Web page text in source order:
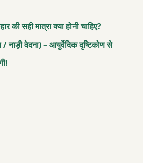
की सही मात्रा क्या होनी चाहिए?
/ नाड़ी वेदना) – आयुर्वेदिक दृष्टिकोण से